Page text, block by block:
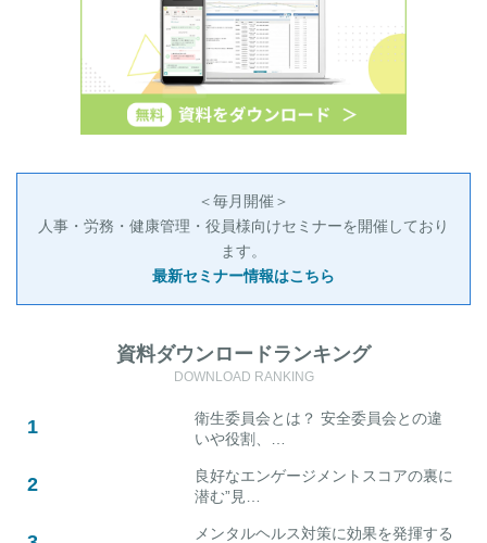
＜毎月開催＞
人事・労務・健康管理・役員様向けセミナーを開催しており
ます。
最新セミナー情報はこちら
資料ダウンロードランキング
DOWNLOAD RANKING
衛生委員会とは？ 安全委員会との違
いや役割、…
良好なエンゲージメントスコアの裏に
潜む”見…
メンタルヘルス対策に効果を発揮する